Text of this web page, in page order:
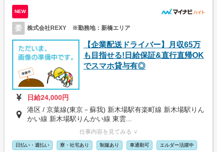
NEW
委 株式会社REXY ※勤務地：新橋エリア
【企業配送ドライバー】月収65万
も目指せる!日給保証&直行直帰OK
でスマホ貸与有◎
日給24,000円
港区 / 京葉線(東京－蘇我) 新木場駅有楽町線 新木場駅りん
かい線 新木場駅りんかい線 東雲...
仕事内容を見てみる ∨
日払い・週払い 寮・社宅あり 制服あり 車通勤可 エルダー活躍中